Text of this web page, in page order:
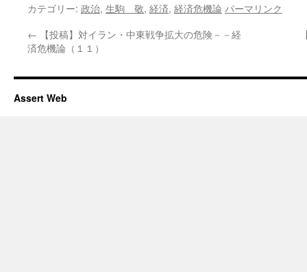
カテゴリー: 政治, 生駒 敬, 経済, 経済危機論 パーマリンク
← 【投稿】対イラン・中東戦争拡大の危険－－経
済危機論（１１）
Assert Web